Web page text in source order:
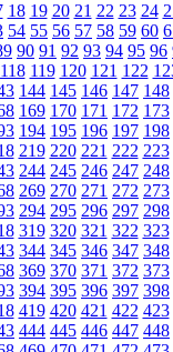
18 19 20 21 22 23 24
54 55 56 57 58 59 60
90 91 92 93 94 95 96
118 119 120 121 122
144 145 146 147 148
169 170 171 172 173
194 195 196 197 198
219 220 221 222 223
244 245 246 247 248
269 270 271 272 273
294 295 296 297 298
319 320 321 322 323
344 345 346 347 348
369 370 371 372 373
394 395 396 397 398
419 420 421 422 423
444 445 446 447 448